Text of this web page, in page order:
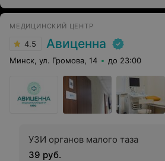
МЕДИЦИНСКИЙ ЦЕНТР
4.5 Авиценна
Минск, ул. Громова, 14 до 23:00
УЗИ органов малого таза
39 руб.